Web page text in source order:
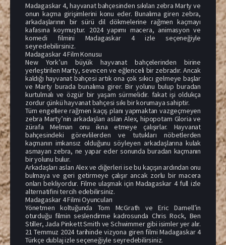
Madagaskar 4, hayvanat bahçesinden sıkılan zebra Marty ve
onun kaçma girişimlerini konu eder. Bunalıma giren zebra,
arkadaşlarının bir sürü dil dökmelerine rağmen kaçmayı
kafasına koymuştur. 2024 yapımı macera, animasyon ve
komedi filmini Madagaskar 4 izle seçeneğiyle
seyredebilirsiniz.
Madagaskar 4 Film Konusu
New York’un büyük hayvanat bahçelerinden birine
yerleştirilen Marty, sevecen ve eğlenceli bir zebradır. Ancak
kaldığı hayvanat bahçesi artık ona çok sıkıcı gelmeye başlar
ve Marty burada bunalıma girer. Bir yolunu bulup buradan
kurtulmalı ve özgür bir yaşam sürmelidir. fakat işi oldukça
zordur çünkü hayvanat bahçesi sıkı bir korumaya sahiptir.
Tüm engellere rağmen kaçış planı yapmaktan vazgeçmeyen
zebra Marty’nin arkadaşları aslan Alex, hipopotam Gloria ve
zürafa Melman onu ikna etmeye çalışırlar. Hayvanat
bahçesindeki görevlilerden ve tutukları nöbetlerden
kaçmanın imkansız olduğunu söyleyen arkadaşlarına kulak
asmayan zebra, ne yapar eder sonunda buradan kaçmanın
bir yolunu bulur.
Arkadaşları aslan Alex ve diğerleri ise bu kaçışın ardından onu
bulmaya ve geri getirmeye çalışır ancak zorlu bir macera
onları bekliyordur. Filme ulaşmak için Madagaskar 4 full izle
alternatifini tercih edebilirsiniz.
Madagaskar 4 Filmi Oyuncuları
Yönetmen koltuğunda Tom McGrath ve Eric Darnell’in
oturduğu filmin seslendirme kadrosunda Chris Rock, Ben
Stiller, Jada Pinkett Smith ve Schwimmer gibi isimler yer alır.
21 Temmuz 2024 tarihinde vizyona giren filmi Madagaskar 4
Türkçe dublaj izle seçeneğiyle seyredebilirsiniz.